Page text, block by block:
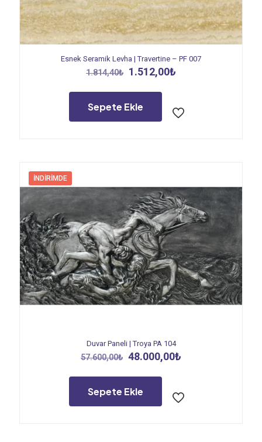
Esnek Seramik Levha | Travertine – PF 007
1.814,40₺ Orijinal
1.814,40₺.
1.512,00₺
Sepete Ekle
İNDIRIMDE
Duvar Paneli | Troya PA 104
57.600,00₺ Orijinal
57.600,00₺.
48.000,00₺
Sepete Ekle